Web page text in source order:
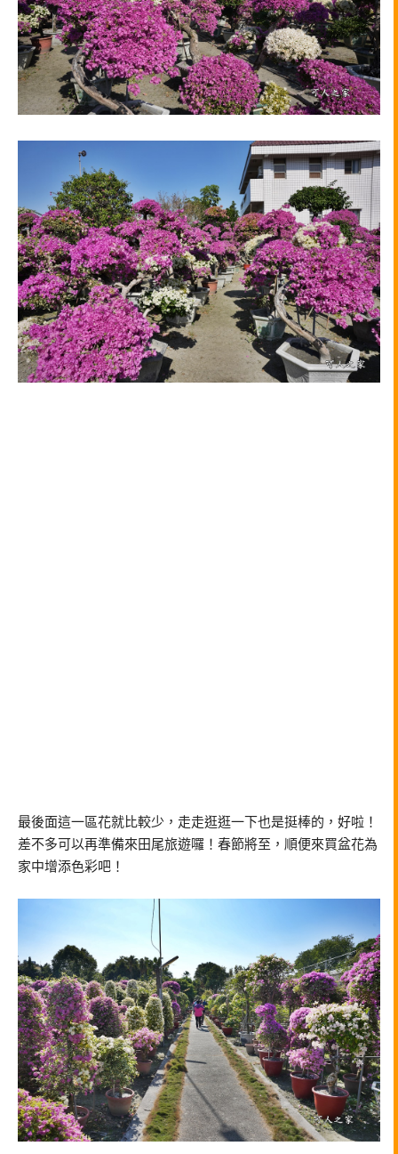
最後面這一區花就比較少，走走逛逛一下也是挺棒的，好啦！
差不多可以再準備來田尾旅遊囉！春節將至，順便來買盆花為
家中增添色彩吧！